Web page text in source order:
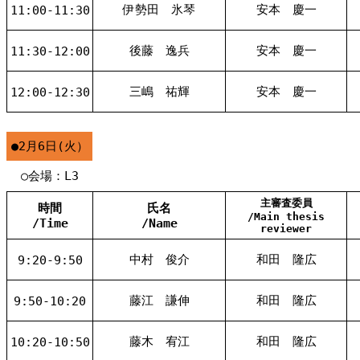
11:00-11:30 伊勢田 氷琴 安本 慶一
11:30-12:00 後藤 逸兵 安本 慶一
12:00-12:30 三嶋 祐輝 安本 慶一
●2月6日(火）
○会場：L3
時間
/Time
氏名
/Name
主審査委員
/Main thesis
reviewer
9:20-9:50 中村 俊介 和田 隆広
9:50-10:20 藤江 謙伸 和田 隆広
10:20-10:50 藤木 宥江 和田 隆広